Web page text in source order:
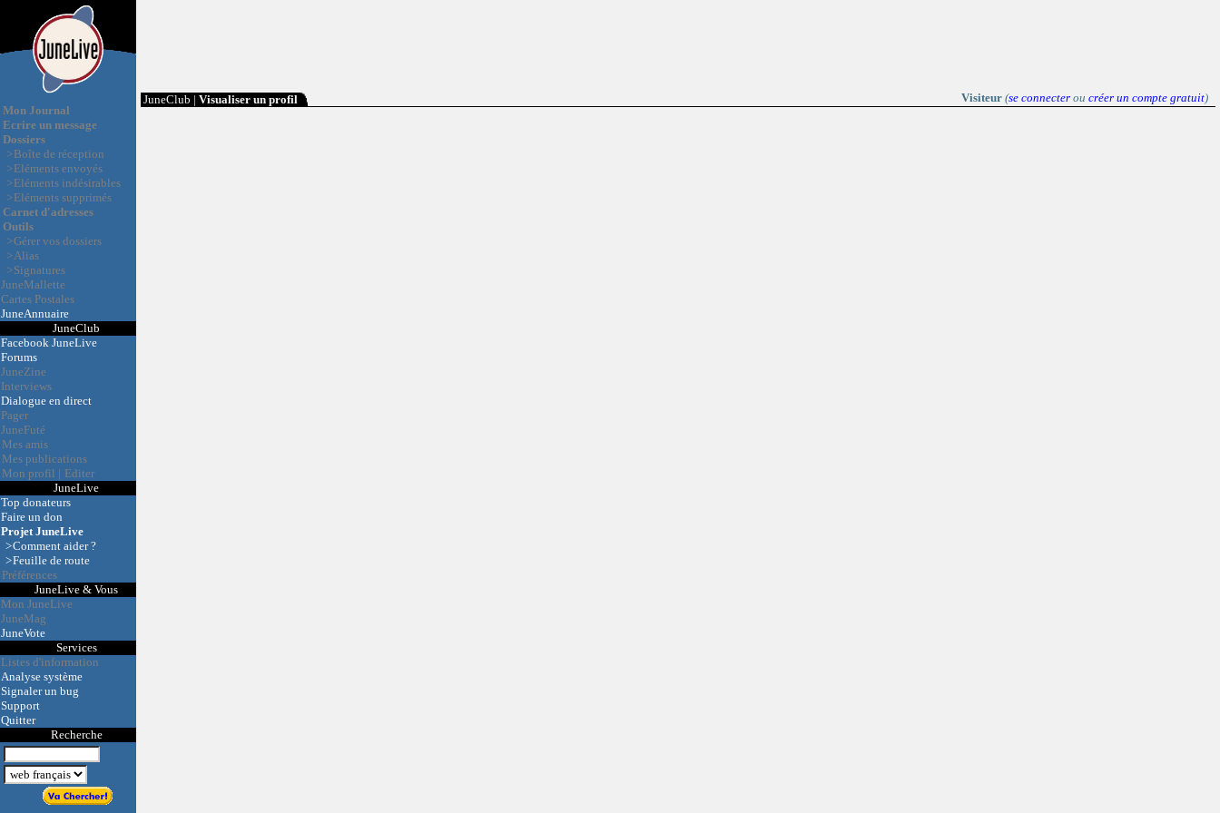
Mon Journal
Ecrire un message
Dossiers
>Boîte de réception
>Eléments envoyés
>Eléments indésirables
>Eléments supprimés
Carnet d'adresses
Outils
>Gérer vos dossiers
>Alias
>Signatures
JuneMallette
Cartes Postales
JuneAnnuaire
JuneClub
Facebook JuneLive
Forums
JuneZine
Interviews
Dialogue en direct
Pager
JuneFuté
Mes amis
Mes publications
Mon profil | Editer
JuneLive
Top donateurs
Faire un don
Projet JuneLive
>Comment aider ?
>Feuille de route
Préférences
JuneLive & Vous
Mon JuneLive
JuneMag
JuneVote
Services
Listes d'information
Analyse système
Signaler un bug
Support
Quitter
Recherche
Visiteur(se connecterou créer un compte gratuit)
JuneClub | Visualiser un profil